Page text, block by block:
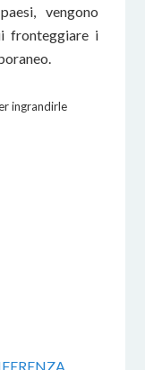
vengono
fronteggiare i
ingrandirle